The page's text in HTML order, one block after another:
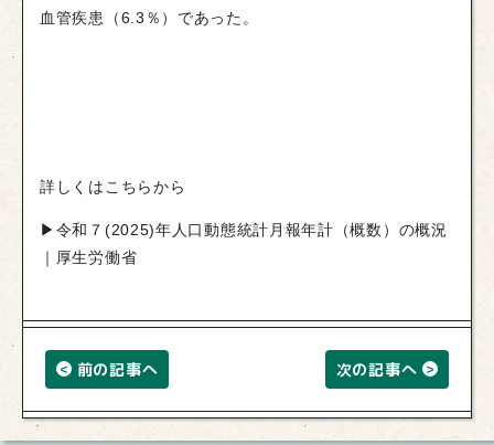
血管疾患（6.3％）であった。
詳しくはこちらから
▶ 令和７(2025)年人口動態統計月報年計（概数）の概況
｜厚生労働省
< 前の記事へ 次の記事へ >